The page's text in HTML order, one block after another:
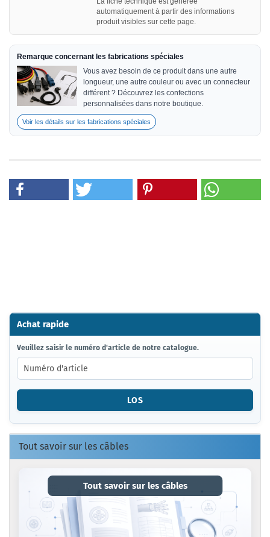
automatiquement à partir des informations
produit visibles sur cette page.
Remarque concernant les fabrications spéciales
Vous avez besoin de ce produit dans une autre
longueur, une autre couleur ou avec un connecteur
différent ? Découvrez les confections
personnalisées dans notre boutique.
Voir les détails sur les fabrications spéciales
Achat rapide
VEUILLEZ
SAISIR
LE
NUMÉRO
D'ARTICLE
NOTRE
CATALOGUE.
Veuillez saisir le numéro d'article de notre catalogue.
LOS
Tout savoir sur les câbles
Tout savoir sur les câbles